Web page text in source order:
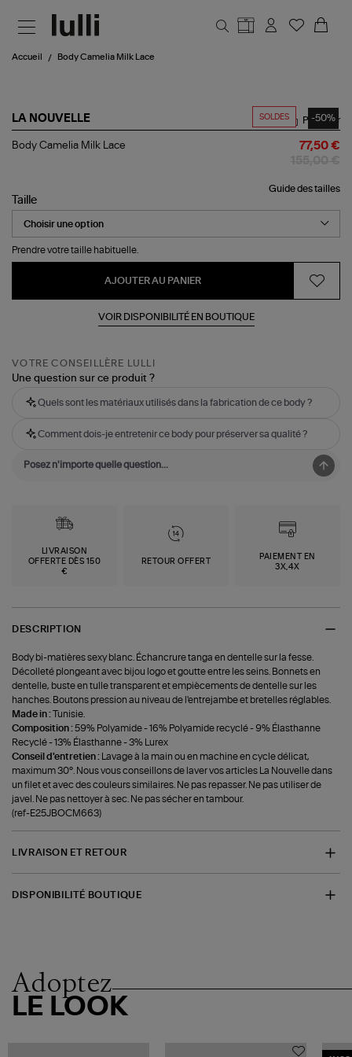
Accueil Body Camelia Milk Lace
SOLDES -50%
LA NOUVELLE
Body
Partager
Body Camelia Milk Lace 77,50 €
Guide des tailles
Taille
Prendre votre taille habituelle.
AJOUTER AU PANIER
VOIR DISPONIBILITÉ EN BOUTIQUE
VOTRE CONSEILLÈRE LULLI
Une question sur ce produit ?
Quels sont les matériaux utilisés dans la fabrication de ce body ?
Comment dois-je entretenir ce body pour préserver sa qualité ?
LIVRAISON
OFFERTE DÈS 150
€
RETOUR OFFERT
PAIEMENT EN
3X,4X
DESCRIPTION
Body bi-matières sexy blanc. Échancrure tanga en dentelle sur la fesse.
Décolleté plongeant avec bijou logo et goutte entre les seins. Bonnets en
dentelle, buste en tulle transparent et empiècements de dentelle sur les
hanches. Boutons pression au niveau de l'entrejambe et bretelles réglables.
Made in :
Tunisie.
Composition :59% Polyamide - 16% Polyamide recyclé - 9% Élasthanne
Recyclé - 13% Élasthanne - 3% Lurex
Conseil d'entretien : Lavage à la main ou en machine en cycle délicat,
maximum 30°. Nous vous conseillons de laver vos articles La Nouvelle dans
un filet et avec des couleurs similaires. Ne pas repasser. Ne pas utiliser de
javel. Ne pas nettoyer à sec. Ne pas sécher en tambour.
(ref-E25JBOCM663)
LIVRAISON ET RETOUR
DISPONIBILITÉ BOUTIQUE
Adoptez
LE LOOK